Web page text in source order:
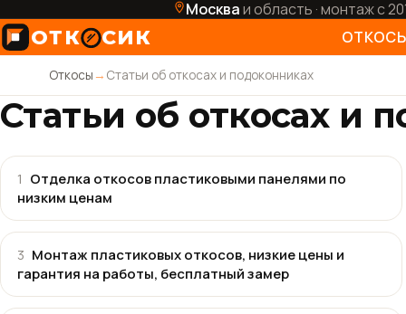
Москваи область · монтаж с
ОТК СИК
Откосы → Статьи об откосах и подоконниках
Статьи об откосах и
1 Отделка откосов пластиковыми панелями по
низким ценам
3 Монтаж пластиковых откосов, низкие цены и
гарантия на работы, бесплатный замер